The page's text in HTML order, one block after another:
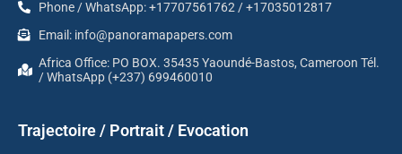
Phone / WhatsApp: +17707561762 / +17035012817
Email: info@panoramapapers.com
Africa Office: PO BOX. 35435 Yaoundé-Bastos, Cameroon Tél.
/ WhatsApp (+237) 699460010
Trajectoire / Portrait / Evocation